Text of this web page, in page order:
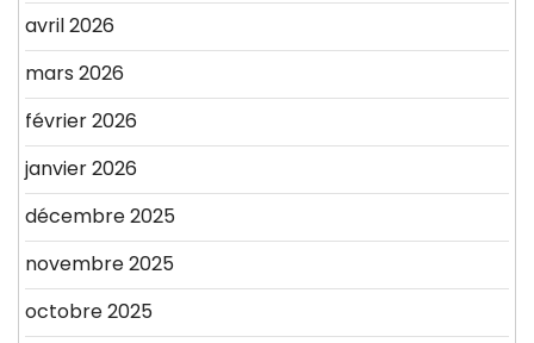
avril 2026
mars 2026
février 2026
janvier 2026
décembre 2025
novembre 2025
octobre 2025